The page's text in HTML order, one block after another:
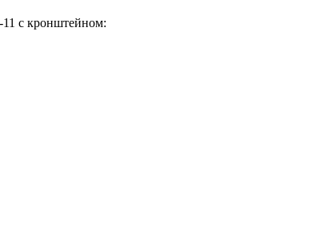
с кронштейном: